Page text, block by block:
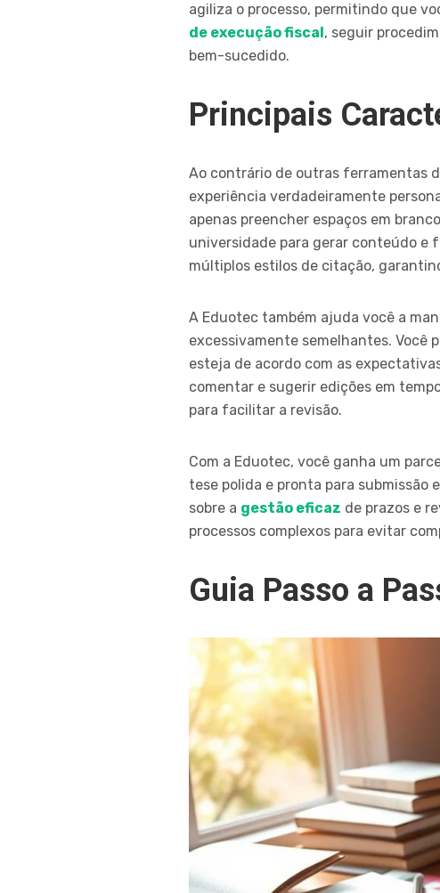
agiliza o processo, permitindo que
de execução fiscal , seguir
bem-sucedido.
Principais
Ao contrário de outras ferramentas
experiência verdadeiramente
apenas preencher espaços em
universidade para gerar conteúdo e
múltiplos estilos de citação,
A Eduotec também ajuda você a
excessivamente semelhantes. Você
esteja de acordo com as
comentar e sugerir edições em
para facilitar a revisão.
Com a Eduotec, você ganha um
tese polida e pronta para submissão
sobre a gestão eficaz de prazos e
processos complexos para evitar
Guia Passo a